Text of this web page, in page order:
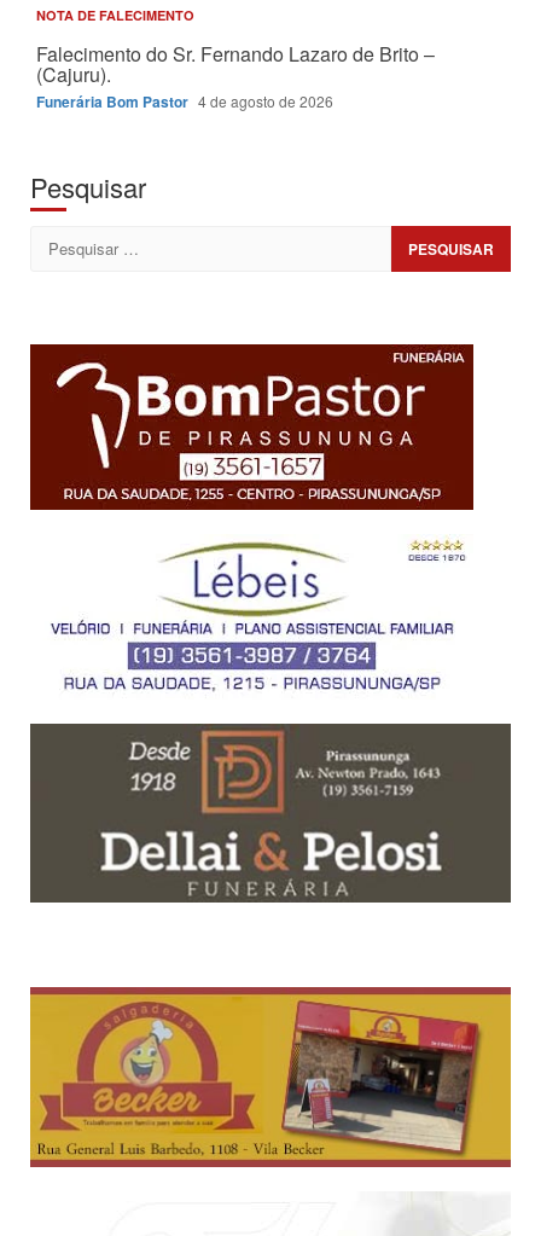
NOTA DE FALECIMENTO
Falecimento do Sr. Fernando Lazaro de Brito –
(Cajuru).
Funerária Bom Pastor 4 de agosto de 2026
Pesquisar
Pesquisar